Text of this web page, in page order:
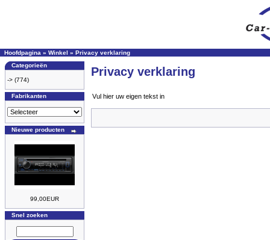
Hoofdpagina » Winkel » Privacy verklaring
Categorieën
-> (774)
Fabrikanten
Nieuwe producten
99,00EUR
Snel zoeken
Privacy verklaring
Vul hier uw eigen tekst in